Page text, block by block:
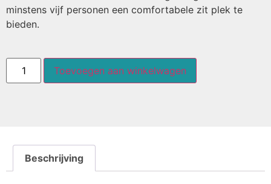
minstens vijf personen een comfortabele zit plek te
bieden.
Toevoegen aan winkelwagen
Beschrijving